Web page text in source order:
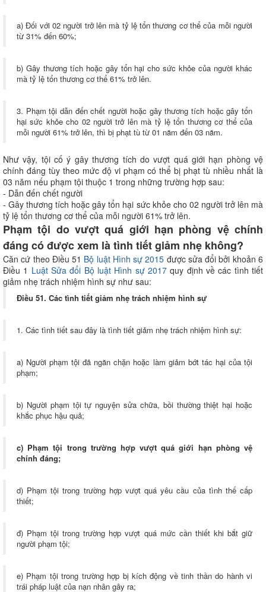
a) Đối với 02 người trở lên mà tỷ lệ tổn thương cơ thể của mỗi người
từ 31% đến 60%;
b) Gây thương tích hoặc gây tổn hại cho sức khỏe của người khác
mà tỷ lệ tổn thương cơ thể 61% trở lên.
3. Phạm tội dẫn đến chết người hoặc gây thương tích hoặc gây tổn
hại sức khỏe cho 02 người trở lên mà tỷ lệ tổn thương cơ thể của
mỗi người 61% trở lên, thì bị phạt tù từ 01 năm đến 03 năm.
Như vậy, tội cố ý gây thương tích do vượt quá giới hạn phòng vệ
chính đáng tùy theo mức độ vi phạm có thể bị phạt tù nhiều nhất là
03 năm nếu phạm tội thuộc 1 trong những trường hợp sau:
- Dẫn đến chết người
- Gây thương tích hoặc gây tổn hại sức khỏe cho 02 người trở lên mà
tỷ lệ tổn thương cơ thể của mỗi người 61% trở lên.
Phạm tội do vượt quá giới hạn phòng vệ chính
đáng có được xem là tình tiết giảm nhẹ không?
Căn cứ theo Điều 51 Bộ luật Hình sự 2015 được sửa đổi bởi khoản 6
Điều 1 Luật Sửa đổi Bộ luật Hình sự 2017 quy định về các tình tiết
giảm nhẹ trách nhiệm hình sự như sau:
Điều 51. Các tình tiết giảm nhẹ trách nhiệm hình sự
1. Các tình tiết sau đây là tình tiết giảm nhẹ trách nhiệm hình sự:
a) Người phạm tội đã ngăn chặn hoặc làm giảm bớt tác hại của tội
phạm;
b) Người phạm tội tự nguyện sửa chữa, bồi thường thiệt hại hoặc
khắc phục hậu quả;
c) Phạm tội trong trường hợp vượt quá giới hạn phòng vệ
chính đáng;
d) Phạm tội trong trường hợp vượt quá yêu cầu của tình thế cấp
thiết;
đ) Phạm tội trong trường hợp vượt quá mức cần thiết khi bắt giữ
người phạm tội;
e) Phạm tội trong trường hợp bị kích động về tinh thần do hành vi
trái pháp luật của nạn nhân gây ra;